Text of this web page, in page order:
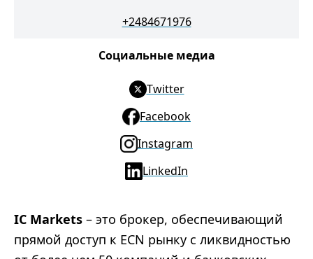
+2484671976
Социальные медиа
Twitter
Facebook
Instagram
LinkedIn
IC Markets – это брокер, обеспечивающий
прямой доступ к ECN рынку с ликвидностью